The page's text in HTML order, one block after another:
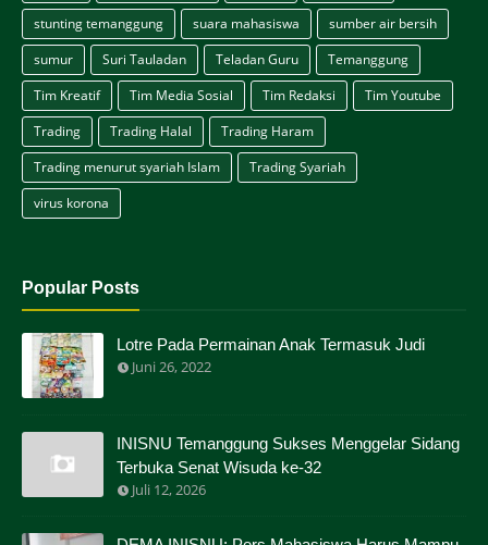
stunting temanggung
suara mahasiswa
sumber air bersih
sumur
Suri Tauladan Teladan Guru
Temanggung
Tim Kreatif
Tim Media Sosial Tim Redaksi
Tim Youtube
Trading
Trading Halal
Trading Haram
Trading menurut syariah Islam
Trading Syariah
virus korona
Popular Posts
Lotre Pada Permainan Anak Termasuk Judi
Juni 26, 2022
INISNU Temanggung Sukses Menggelar Sidang
Terbuka Senat Wisuda ke-32
Juli 12, 2026